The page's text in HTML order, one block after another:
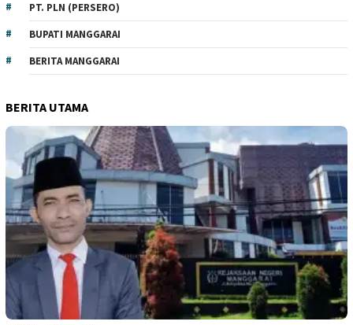
PT. PLN (PERSERO)
BUPATI MANGGARAI
BERITA MANGGARAI
BERITA UTAMA